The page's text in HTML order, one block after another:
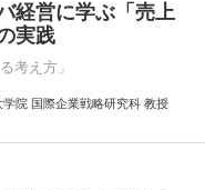
経営に学ぶ「売上
実践
考え方」
院 国際企業戦略研究科 教授